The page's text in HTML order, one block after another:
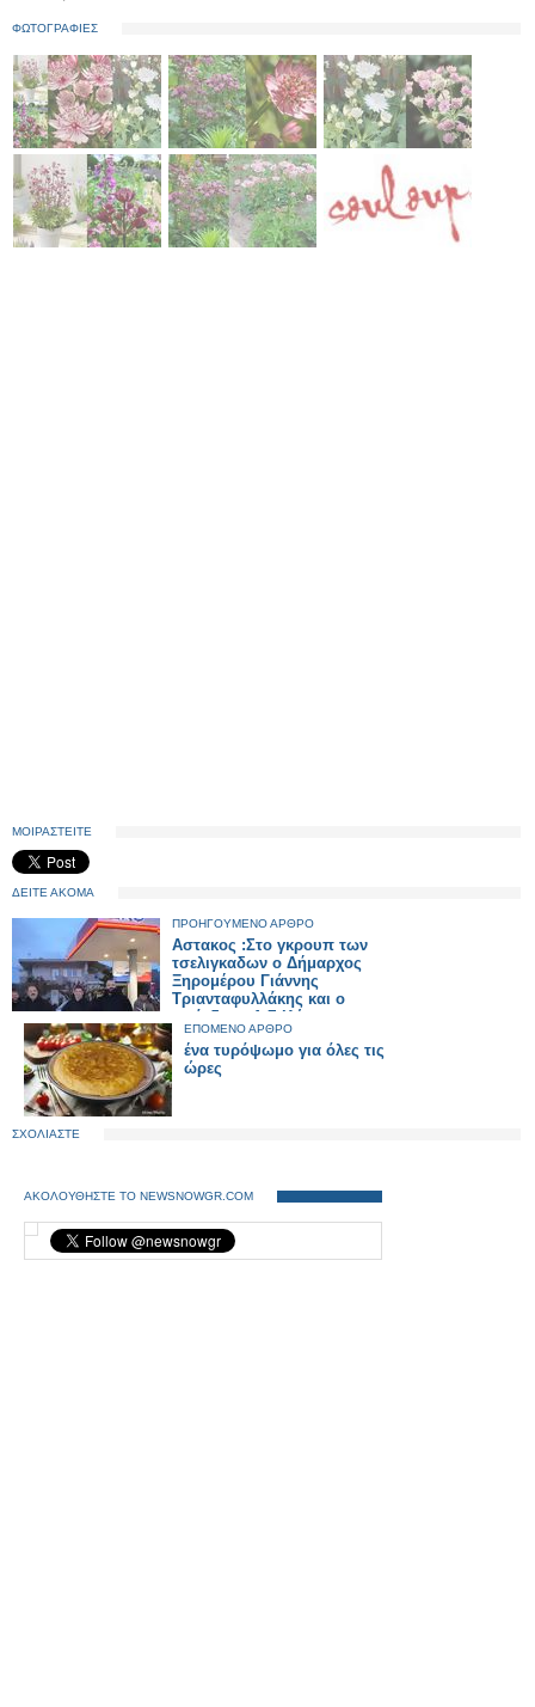
ΦΩΤΟΓΡΑΦΙΕΣ
ΜΟΙΡΑΣΤΕΙΤΕ
ΔΕΙΤΕ ΑΚΟΜΑ
ΠΡΟΗΓΟΥΜΕΝΟ ΑΡΘΡΟ
Αστακος :Στο γκρουπ των
τσελιγκαδων ο Δήμαρχος
Ξηρομέρου Γιάννης
Τριανταφυλλάκης και ο
πρόεδρος Δ.Σ Κώστας
Μπαμπούρης
ΕΠΟΜΕΝΟ ΑΡΘΡΟ
ένα τυρόψωμο για όλες τις
ώρες
ΣΧΟΛΙΑΣΤΕ
ΑΚΟΛΟΥΘΗΣΤΕ ΤΟ NEWSNOWGR.COM